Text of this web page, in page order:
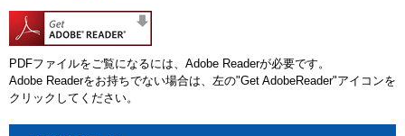
PDFファイルをご覧になるには、Adobe Readerが必要です。
Adobe Readerをお持ちでない場合は、左の"Get AdobeReader"アイコンを
クリックしてください。